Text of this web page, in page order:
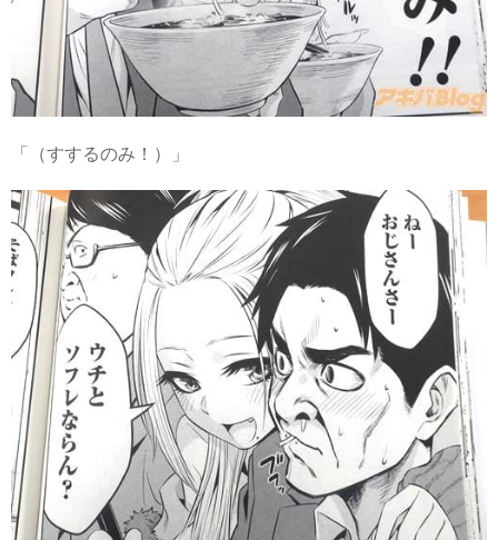
「（すするのみ！）」